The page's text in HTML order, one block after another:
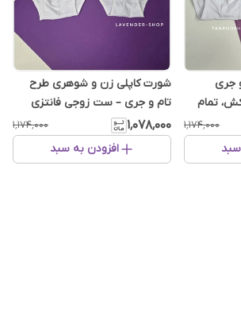
جری
تمام
- ست فان
۱٬۱۷۴٬۰۰۰
شورت کاپلی زن و شوهری طرح
تام و جری – ست زوجی فانتزی
۱٬۰۷۸٬۰۰۰ ۱٬۱۷۴٬۰۰۰
افزودن به سبد